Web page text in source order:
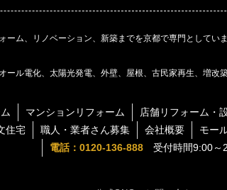
ム、リノベーション、新築までを京都で専門としていま
ール電化、太陽光発電、外壁、屋根、古民家再生、増改
マンションリフォーム 店舗リフォーム・
住宅 職人・業者さん募集 会社概要 モー
電話：0120-136-888 受付時間9:00～